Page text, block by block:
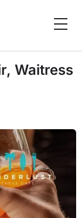
Waitress